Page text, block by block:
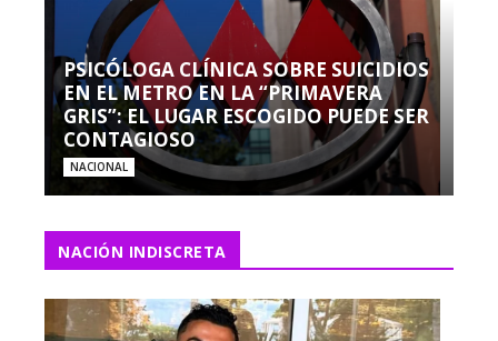
PSICÓLOGA CLÍNICA SOBRE SUICIDIOS
EN EL METRO EN LA “PRIMAVERA
GRIS”: EL LUGAR ESCOGIDO PUEDE SER
CONTAGIOSO
NACIONAL
NACIÓN INDISCRETA